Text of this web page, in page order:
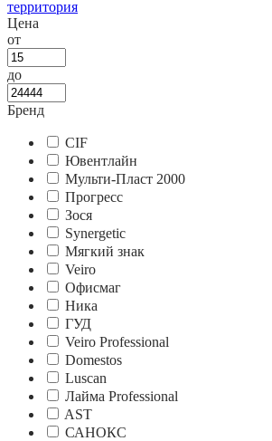
территория
Цена
от
до
Бренд
CIF
Ювентлайн
Мульти-Пласт 2000
Прогресс
Зося
Synergetic
Мягкий знак
Veiro
Офисмаг
Ника
ГУД
Veiro Professional
Domestos
Luscan
Лайма Professional
AST
САНОКС